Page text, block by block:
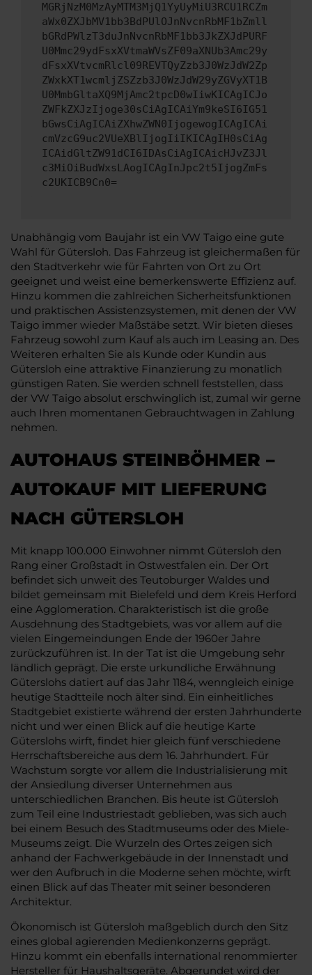
MGRjNzM0MzAyMTM3MjQ1YyUyMiU3RCU1RCZm
aWx0ZXJbMV1bb3BdPUlOJnNvcnRbMF1bZmll
bGRdPWlzT3duJnNvcnRbMF1bb3JkZXJdPURF
U0Mmc29ydFsxXVtmaWVsZF09aXNUb3Amc29y
dFsxXVtvcmRlcl09REVTQyZzb3J0WzJdW2Zp
ZWxkXT1wcmljZSZzb3J0WzJdW29yZGVyXT1B
U0MmbGltaXQ9MjAmc2tpcD0wIiwKICAgICJo
ZWFkZXJzIjoge30sCiAgICAiYm9keSI6IG51
bGwsCiAgICAiZXhwZWN0IjogewogICAgICAi
cmVzcG9uc2VUeXBlIjogIiIKICAgIH0sCiAg
ICAidGltZW91dCI6IDAsCiAgICAicHJvZ3Jl
c3MiOiBudWxsLAogICAgInJpc2t5IjogZmFs
c2UKICB9Cn0=
Unabhängig vom Baujahr ist ein VW Taigo eine gute
Wahl für Gütersloh. Das Fahrzeug ist gleichermaßen für
den Stadtverkehr wie für Fahrten von Ort zu Ort
geeignet und weist eine bemerkenswerte Effizienz auf.
Hinzu kommen die zahlreichen Sicherheitsfunktionen
und praktischen Assistenzsystemen, mit denen der VW
Taigo immer wieder Maßstäbe setzt. Wir bieten dieses
Fahrzeug sowohl zum Kauf als auch im Leasing an. Des
Weiteren erhalten Sie als Kunde oder Kundin aus
Gütersloh eine attraktive Finanzierung zu monatlich
günstigen Raten. Sie werden schnell feststellen, dass
der VW Taigo absolut erschwinglich ist, zumal wir gerne
auch Ihren momentanen Gebrauchtwagen in Zahlung
nehmen.
AUTOHAUS STEINBÖHMER –
AUTOKAUF MIT LIEFERUNG
NACH GÜTERSLOH
Mit knapp 100.000 Einwohner nimmt Gütersloh den
Rang einer Großstadt in Ostwestfalen ein. Der Ort
befindet sich unweit des Teutoburger Waldes und
bildet gemeinsam mit Bielefeld und dem Kreis Herford
eine Agglomeration. Charakteristisch ist die große
Ausdehnung des Stadtgebiets, was vor allem auf die
vielen Eingemeindungen Ende der 1960er Jahre
zurückzuführen ist. In der Tat ist die Umgebung sehr
ländlich geprägt. Die erste urkundliche Erwähnung
Güterslohs datiert auf das Jahr 1184, wenngleich einige
heutige Stadtteile noch älter sind. Ein einheitliches
Stadtgebiet existierte während der ersten Jahrhunderte
nicht und wer einen Blick auf die heutige Karte
Güterslohs wirft, findet hier gleich fünf verschiedene
Herrschaftsbereiche aus dem 16. Jahrhundert. Für
Wachstum sorgte vor allem die Industrialisierung mit
der Ansiedlung diverser Unternehmen aus
unterschiedlichen Branchen. Bis heute ist Gütersloh
zum Teil eine Industriestadt geblieben, was sich auch
bei einem Besuch des Stadtmuseums oder des Miele-
Museums zeigt. Die Wurzeln des Ortes zeigen sich
anhand der Fachwerkgebäude in der Innenstadt und
wer den Aufbruch in die Moderne sehen möchte, wirft
einen Blick auf das Theater mit seiner besonderen
Architektur.
Ökonomisch ist Gütersloh maßgeblich durch den Sitz
eines global agierenden Medienkonzerns geprägt.
Hinzu kommt ein ebenfalls international renommierter
Hersteller für Haushaltsgeräte. Abgerundet wird der